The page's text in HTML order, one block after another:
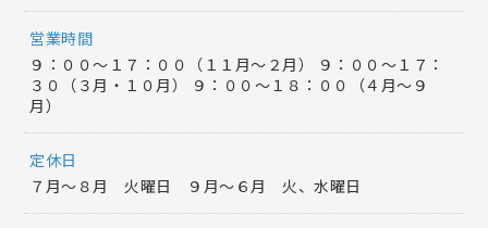
営業時間
９：００～１７：００（１１月～２月） ９：００～１７：
３０（３月・１０月） ９：００～１８：００（４月～９
月）
定休日
７月～８月 火曜日 ９月〜６月 火、水曜日